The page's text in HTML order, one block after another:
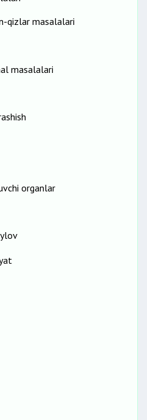
qizlar masalalari
masalalari
organlar